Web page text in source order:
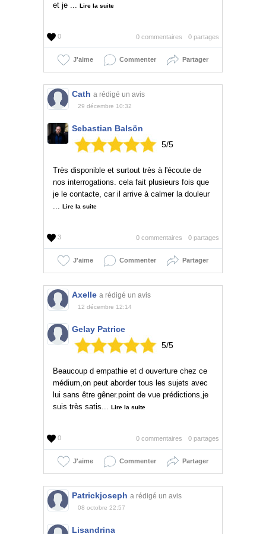
et je ...
Lire la suite
0 0 partages
0 commentaires
J'aime Commenter Partager
Cath a rédigé un avis
29 décembre 10:32
Sebastian Balsön
5/5
Très disponible et surtout très à l'écoute de
nos interrogations. cela fait plusieurs fois que
je le contacte, car il arrive à calmer la douleur
...
Lire la suite
3 0 partages
0 commentaires
J'aime Commenter Partager
Axelle a rédigé un avis
12 décembre 12:14
Gelay Patrice
5/5
Beaucoup d empathie et d ouverture chez ce
médium,on peut aborder tous les sujets avec
lui sans être gêner.point de vue prédictions,je
suis très satis...
Lire la suite
0 0 partages
0 commentaires
J'aime Commenter Partager
Patrickjoseph a rédigé un avis
08 octobre 22:57
Lisandrina